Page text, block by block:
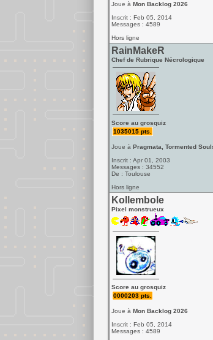
Joue à Mon Backlog 2026
Inscrit : Feb 05, 2014
Messages : 4589
Hors ligne
RainMakeR
Chef de Rubrique Nécrologique
Score au grosquiz
1035015 pts.
Joue à Pragmata, Tormented
Inscrit : Apr 01, 2003
Messages : 34552
De : Toulouse
Hors ligne
Kollembole
Pixel monstrueux
Score au grosquiz
0000203 pts.
Joue à Mon Backlog 2026
Inscrit : Feb 05, 2014
Messages : 4589